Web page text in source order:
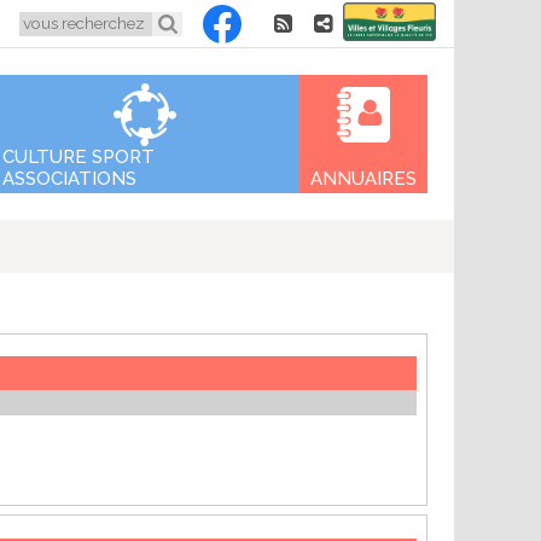
Aller
CULTURE SPORT
ASSOCIATIONS
ANNUAIRES